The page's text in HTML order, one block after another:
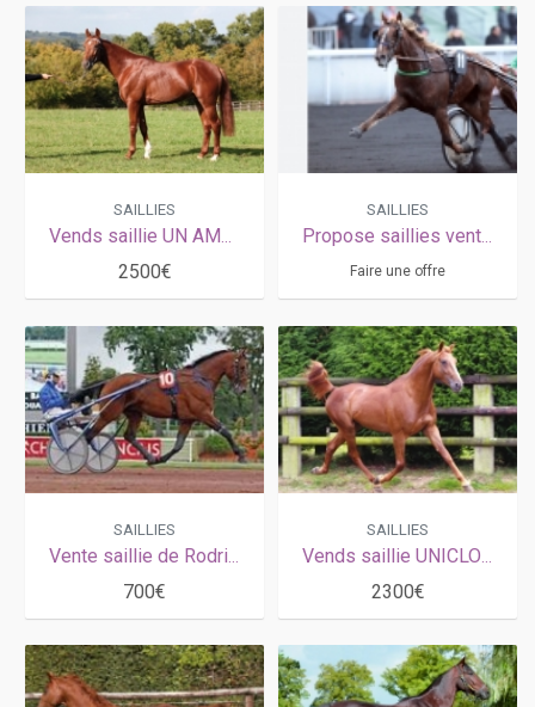
SAILLIES
Vends saillie UN AMOUR D HAUFOR (Love You - Glamour d'Haufor par Passionnant)
2500€
SAILLIES
Propose saillies vente ou arrangement prime eleveur
Faire une offre
SAILLIES
Vente saillie de Rodrigo Jet pour 2026
700€
SAILLIES
Vends saillie UNICLOVE (Look de Star - Linda Somolli par Workaholic)
2300€